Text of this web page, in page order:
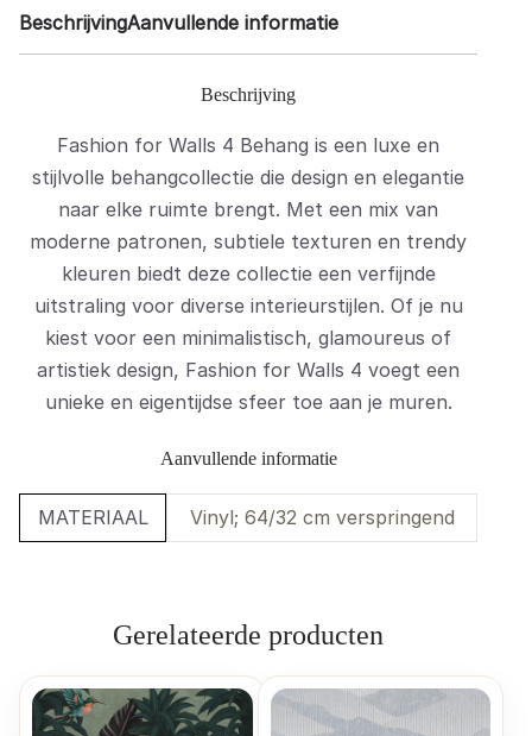
BeschrijvingAanvullende informatie
Beschrijving
Fashion for Walls 4 Behang is een luxe en
stijlvolle behangcollectie die design en elegantie
naar elke ruimte brengt. Met een mix van
moderne patronen, subtiele texturen en trendy
kleuren biedt deze collectie een verfijnde
uitstraling voor diverse interieurstijlen. Of je nu
kiest voor een minimalistisch, glamoureus of
artistiek design, Fashion for Walls 4 voegt een
unieke en eigentijdse sfeer toe aan je muren.
Aanvullende informatie
MATERIAAL Vinyl; 64/32 cm verspringend
Gerelateerde producten